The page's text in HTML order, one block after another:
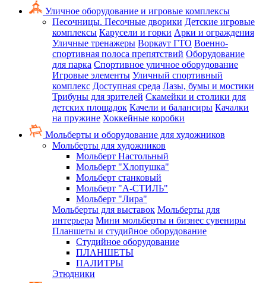
Уличное оборудование и игровые комплексы
Песочницы. Песочные дворики Детские игровые
комплексы Карусели и горки Арки и ограждения
Уличные тренажеры Воркаут ГТО Военно-
спортивная полоса препятствий Оборудование
для парка Спортивное уличное оборудование
Игровые элементы Уличный спортивный
комплекс Доступная среда Лазы, бумы и мостики
Трибуны для зрителей Скамейки и столики для
детских площадок Качели и балансиры Качалки
на пружине Хоккейные коробки
Мольберты и оборудование для художников
Мольберты для художников
Мольберт Настольный
Мольберт "Хлопушка"
Мольберт станковый
Мольберт "А-СТИЛЬ"
Мольберт "Лира"
Мольберты для выставок Мольберты для
интерьера Мини мольберты и бизнес сувениры
Планшеты и студийное оборудование
Студийное оборудование
ПЛАНШЕТЫ
ПАЛИТРЫ
Этюдники